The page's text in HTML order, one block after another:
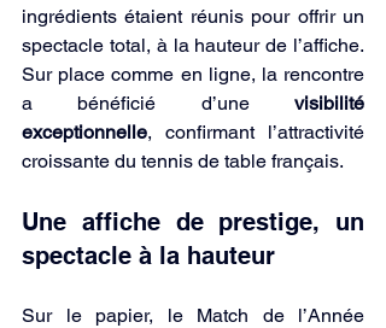
ingrédients étaient réunis pour offrir un
spectacle total, à la hauteur de l’affiche.
Sur place comme en ligne, la rencontre
a bénéficié d’une visibilité
exceptionnelle, confirmant l’attractivité
croissante du tennis de table français.
Une affiche de prestige, un
spectacle à la hauteur
Sur le papier, le Match de l’Année